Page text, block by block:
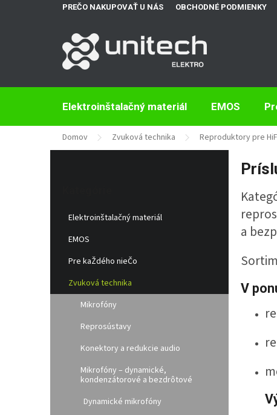
PREČO NAKUPOVAŤ U NÁS OBCHODNÉ PODMIENKY
Elektroinštalačný materiál EMOS
Domov Zvuková technika Reproduktory pre
Elektroinštalačný materiál
EMOS
Pre kaŽdého nieČo
Zvuková technika
Mikrofóny
Reprosústavy
Konektory a redukcie audio
Mikrofóny – dynamické,
kondenzátorové a bezdrôtové
Dynamické mikrofóny
a
V